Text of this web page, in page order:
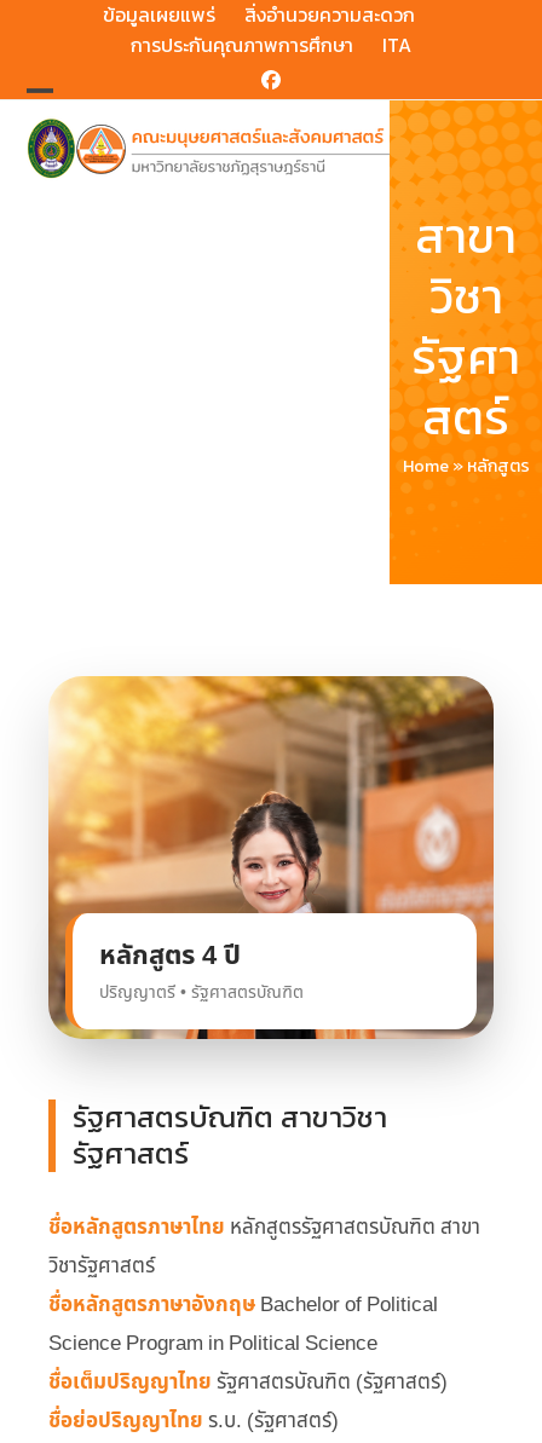
ข้อมูลเผยแพร่
สิ่งอำนวยความสะดวก
การประกันคุณภาพการศึกษา
ITA
Facebook
Open
mobile
Close
mobile
สาขา
วิชา
รัฐศา
สตร์
Home»หลักสูตร
รัฐศาสตรบัณฑิต สาขาวิชา
รัฐศาสตร์
ชื่อหลักสูตรภาษาไทย หลักสูตรรัฐศาสตรบัณฑิต สาขา
วิชารัฐศาสตร์
ชื่อหลักสูตรภาษาอังกฤษBachelor of Political
Science Program in Political Science
ชื่อเต็มปริญญาไทยรัฐศาสตรบัณฑิต (รัฐศาสตร์)
ชื่อย่อปริญญาไทยร.บ. (รัฐศาสตร์)
หลักสูตร 4 ปี
ปริญญาตรี • รัฐศาสตรบัณฑิต